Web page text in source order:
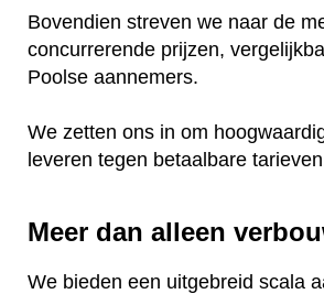
Bovendien streven we naar de
concurrerende prijzen,
Poolse aannemers.
We zetten ons in om
leveren tegen betaalbare
Meer dan alleen
We bieden een uitgebreid scala